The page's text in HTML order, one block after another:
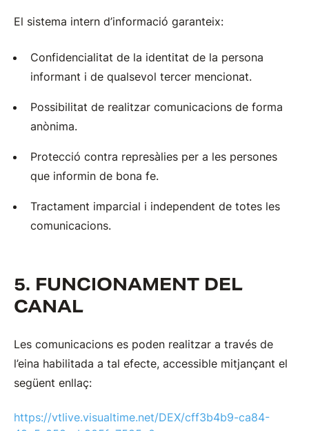
El sistema intern d’informació garanteix:
Confidencialitat de la identitat de la persona
informant i de qualsevol tercer mencionat.
Possibilitat de realitzar comunicacions de forma
anònima.
Protecció contra represàlies per a les persones
que informin de bona fe.
Tractament imparcial i independent de totes les
comunicacions.
5. FUNCIONAMENT DEL
CANAL
Les comunicacions es poden realitzar a través de
l’eina habilitada a tal efecte, accessible mitjançant el
següent enllaç:
https://vtlive.visualtime.net/DEX/cff3b4b9-ca84-